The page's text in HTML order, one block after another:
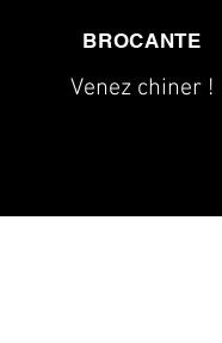
BROCANTE
Venez chiner !